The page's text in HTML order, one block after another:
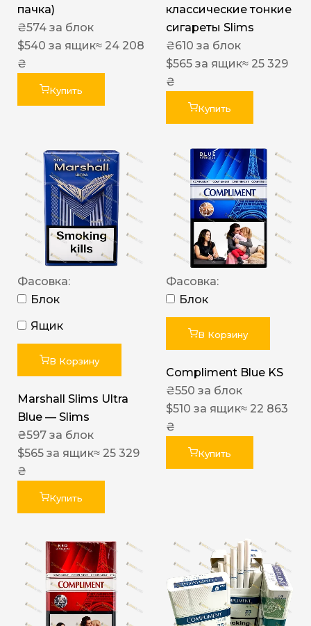
пачка)
₴574 за блок
$540 за ящик≈ 24 208
₴
Купить
классические тонкие
сигареты Slims
₴610 за блок
$565 за ящик≈ 25 329
₴
Купить
Фасовка:
Блок
Ящик
В Корзину
Marshall Slims Ultra
Blue — Slims
₴597 за блок
$565 за ящик≈ 25 329
₴
Купить
Фасовка:
Блок
В Корзину
Compliment Blue KS
₴550 за блок
$510 за ящик≈ 22 863
₴
Купить